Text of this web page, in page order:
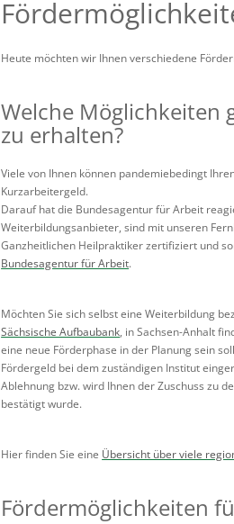
Heute möchten wir Ihnen verschiedene
Welche Möglichkeiten
zu erhalten?
Viele von Ihnen können pandemiebedingt
Kurzarbeitergeld.
Darauf hat die Bundesagentur für Arbeit
Weiterbildungsanbieter, sind mit unseren
Ganzheitlichen Heilpraktiker zertifiziert und
Bundesagentur für Arbeit.
Möchten Sie sich selbst eine Weiterbildung
Sächsische Aufbaubank, in Sachsen-Anhalt
eine neue Förderphase in der Planung sein
Fördergeld bei dem zuständigen Institut
Ablehnung bzw. wird Ihnen der Zuschuss zu
bestätigt wurde.
Hier finden Sie eine Übersicht über viele
Fördermöglichkeiten